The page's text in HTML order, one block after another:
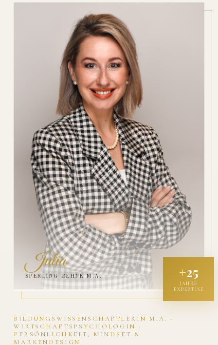
BILDUNGSWISSENSCHAFTLERIN M.A. ·
WIRTSCHAFTSPSYCHOLOGIN ·
PERSÖNLICHKEIT, MINDSET &
MARKENDESIGN
Julia
SPERLING-BEHNE M.A. +25
JAHRE
EXPERTISE